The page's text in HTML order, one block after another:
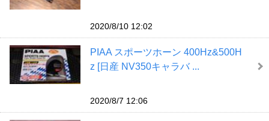
2020/8/10 12:02
PIAA スポーツホーン 400Hz&500H
z [日産 NV350キャラバ ...
2020/8/7 12:06